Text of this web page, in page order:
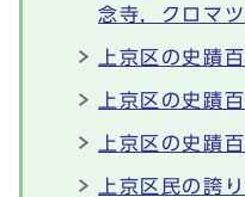
念寺，クロマツ
上京区の史蹟
上京区の史蹟
上京区の史蹟
上京区民の誇